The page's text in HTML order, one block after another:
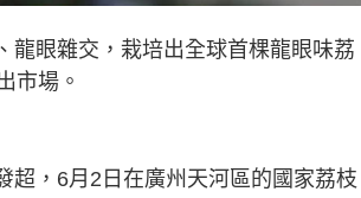
龍眼雜交，栽培出全球首棵龍眼味荔
市場。
超，6月2日在廣州天河區的國家荔枝